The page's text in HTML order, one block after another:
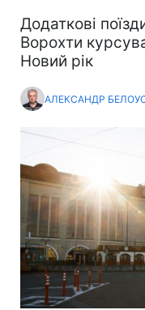
Додаткові
Ворохти
Новий рік
АЛЕКСАНДР